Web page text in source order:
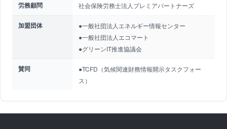
労務顧問 社会保険労務士法人プレミアパートナーズ
加盟団体
●一般社団法人エネルギー情報センター
●一般社団法人エコマート
●グリーンIT推進協議会
賛同
●TCFD（気候関連財務情報開示タスクフォー
ス）